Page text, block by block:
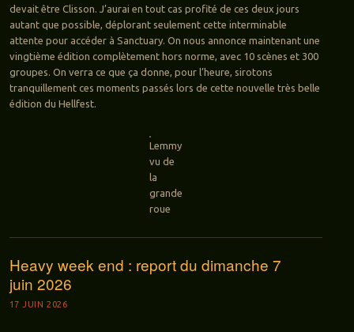
devait être Clisson. J’aurai en tout cas profité de ces deux jours
autant que possible, déplorant seulement cette interminable
attente pour accéder à Sanctuary. On nous annonce maintenant une
vingtième édition complètement hors norme, avec 10 scènes et 300
groupes. On verra ce que ça donne, pour l’heure, sirotons
tranquillement ces moments passés lors de cette nouvelle très belle
édition du Hellfest.
Lemmy
vu de
la
grande
roue
Heavy week end : report du dimanche 7
juin 2026
17 JUIN 2026